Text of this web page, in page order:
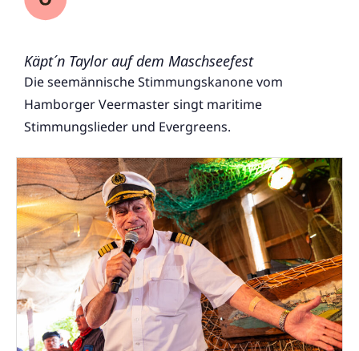
Käpt´n Taylor auf dem Maschseefest
Die seemännische Stimmungskanone vom
Hamborger Veermaster singt maritime
Stimmungslieder und Evergreens.